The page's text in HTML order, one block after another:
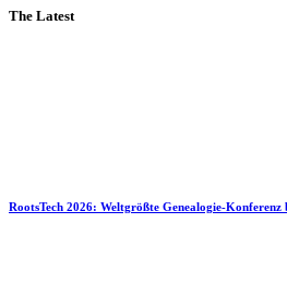
The Latest
RootsTech 2026: Weltgrößte Genealogie-